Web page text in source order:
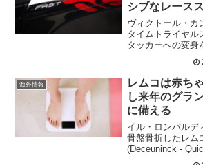
シブなレース
ヴィクトール・カ
タイムトライヤル
タッカーへの変身
ードを更新してか
の金メダルを目
の代表枠の二つは
2位となったレム...
海外情報
レムコは赤ち
し来年のグラ
に備える
イル・ロンバルデ
骨盤骨折したレム
(Deceuninck -
ビリにより、スペ